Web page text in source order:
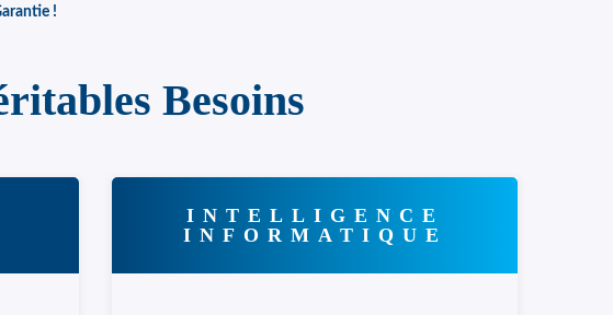
!
Besoins
INTELLIGENCE
INFORMATIQUE